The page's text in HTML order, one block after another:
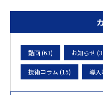
動画 (63) お知らせ
技術コラム (15) 導入